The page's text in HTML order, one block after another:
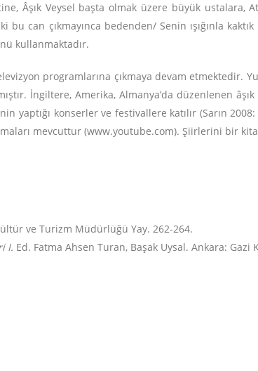
Âşık Veysel başta olmak üzere büyük ustalara,
bu can çıkmayınca bedenden/ Senin ışığınla
kullanmaktadır.
programlarına çıkmaya devam etmektedir.
İngiltere, Amerika, Almanya’da düzenlenen
konserler ve festivallere katılır (Sarın
mevcuttur (www.youtube.com). Şiirlerini bir
ve Turizm Müdürlüğü Yay. 262-264.
I. Ed. Fatma Ahsen Turan, Başak Uysal. Ankara: Gazi